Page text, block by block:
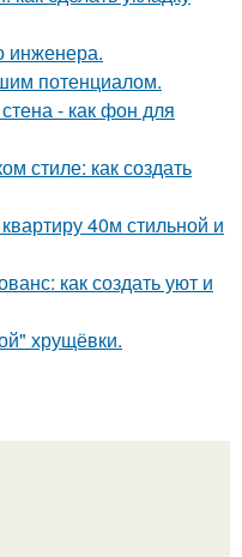
инженера.
потенциалом.
- как фон для
стиле: как создать
40м стильной и
как создать уют и
хрущёвки.